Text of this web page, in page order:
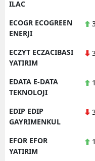
ILAC
ECOGR ECOGREEN
ENERJI
ECZYT ECZACIBASI
YATIRIM
EDATA E-DATA
TEKNOLOJI
EDIP EDIP
GAYRIMENKUL
EFOR EFOR
YATIRIM